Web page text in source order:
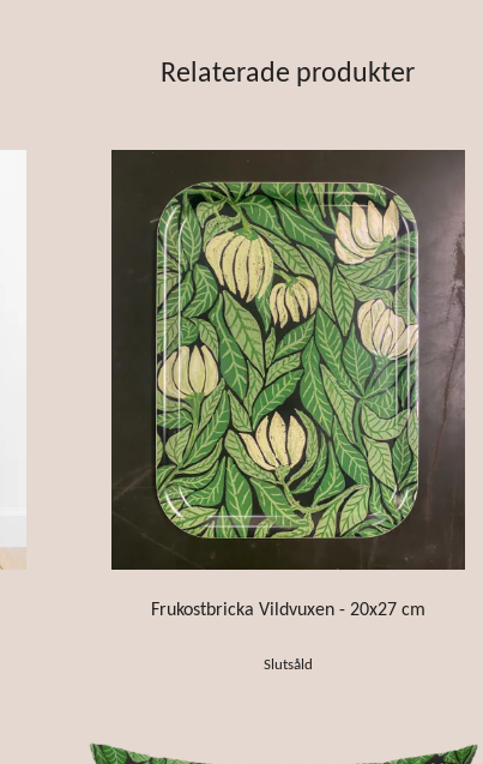
Relaterade produkter
Frukostbricka Vildvuxen - 20x27 cm
Slutsåld